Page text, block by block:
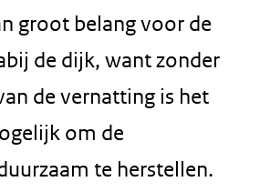
groot belang voor de
de dijk, want zonder
de vernatting is het
om de
te herstellen.